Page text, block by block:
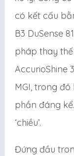
có kết cấu
B3 DuSense
pháp thay
AccurioShine
MGI, trong
phần đáng
‘chiều’.
Đứng đầu